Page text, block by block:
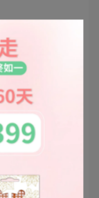
處，
，
單！